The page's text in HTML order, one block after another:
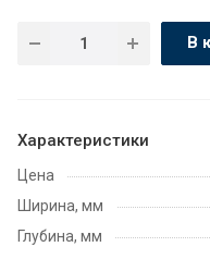
В
Характеристики
Цена
Ширина, мм
Глубина, мм